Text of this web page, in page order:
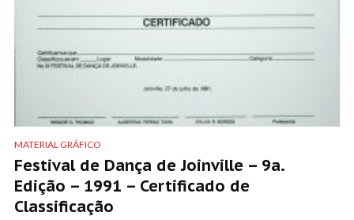
MATERIAL GRÁFICO
Festival de Dança de Joinville – 9a.
Edição – 1991 – Certificado de
Classificação